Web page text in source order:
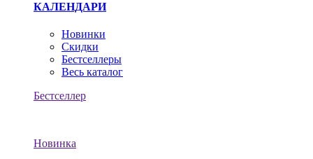
КАЛЕНДАРИ
Новинки
Скидки
Бестселлеры
Весь каталог
Бестселлер
Новинка